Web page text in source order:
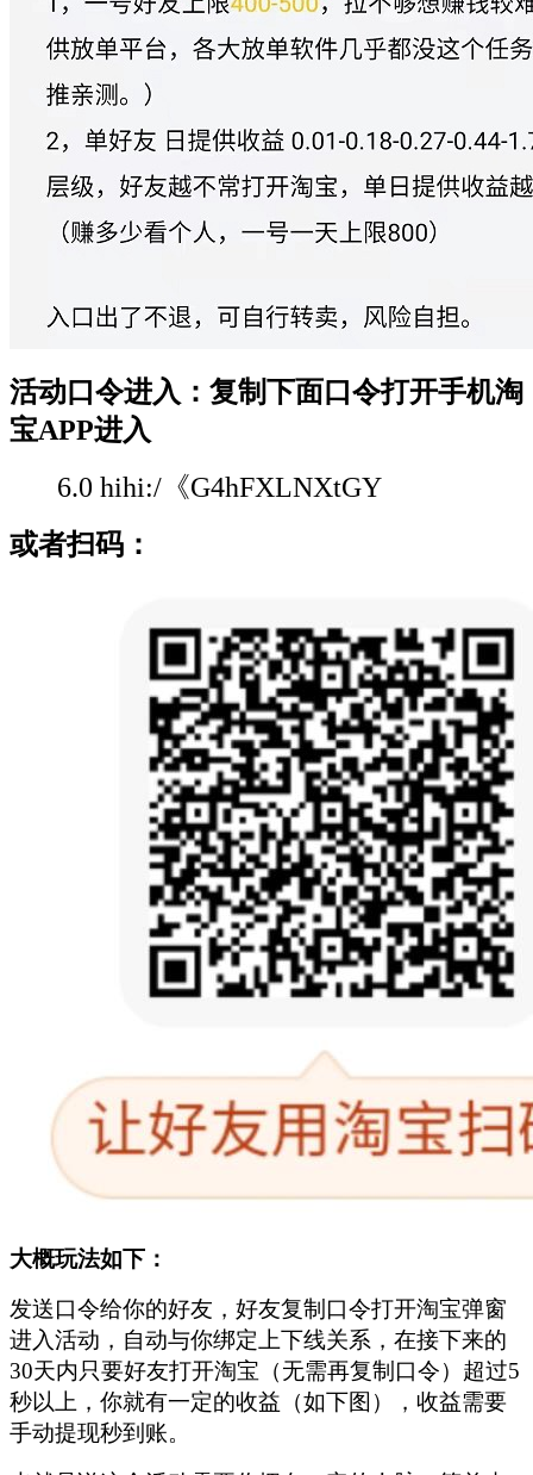
活动口令进入：复制下面口令打开手机淘
宝APP进入
6.0 hihi:/《G4hFXLNXtGY
或者扫码：
大概玩法如下：
发送口令给你的好友，好友复制口令打开淘宝弹窗
进入活动，自动与你绑定上下线关系，在接下来的
30天内只要好友打开淘宝（无需再复制口令）超过5
秒以上，你就有一定的收益（如下图），收益需要
手动提现秒到账。